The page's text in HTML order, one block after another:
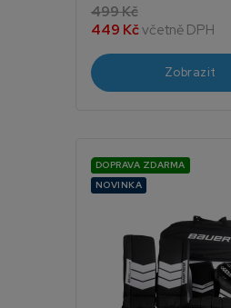
499 Kč
449 Kčvčetně DPH
Zobrazit
DOPRAVA ZDARMA
NOVINKA